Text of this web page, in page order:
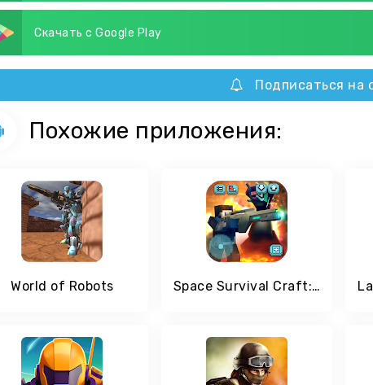
Скачать с Google Play
Подписаться на
Похожие приложения:
World of Robots Space Survival Craft: Стрелялка & Строительство 3Д